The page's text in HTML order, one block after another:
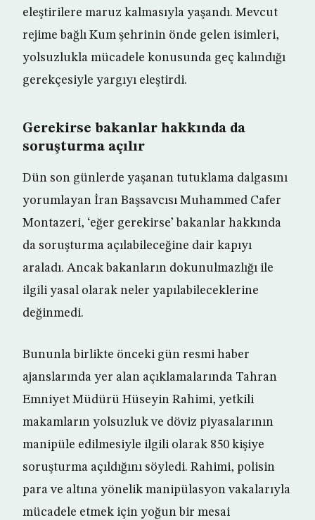
eleştirilere maruz kalmasıyla yaşandı. Mevcut
rejime bağlı Kum şehrinin önde gelen isimleri,
yolsuzlukla mücadele konusunda geç kalındığı
gerekçesiyle yargıyı eleştirdi.
Gerekirse bakanlar hakkında da
soruşturma açılır
Dün son günlerde yaşanan tutuklama dalgasını
yorumlayan İran Başsavcısı Muhammed Cafer
Montazeri, ‘eğer gerekirse’ bakanlar hakkında
da soruşturma açılabileceğine dair kapıyı
araladı. Ancak bakanların dokunulmazlığı ile
ilgili yasal olarak neler yapılabileceklerine
değinmedi.
Bununla birlikte önceki gün resmi haber
ajanslarında yer alan açıklamalarında Tahran
Emniyet Müdürü Hüseyin Rahimi, yetkili
makamların yolsuzluk ve döviz piyasalarının
manipüle edilmesiyle ilgili olarak 850 kişiye
soruşturma açıldığını söyledi. Rahimi, polisin
para ve altına yönelik manipülasyon vakalarıyla
mücadele etmek için yoğun bir mesai